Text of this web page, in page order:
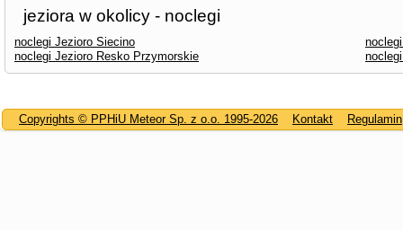
jeziora w okolicy - noclegi
noclegi Jezioro Siecino
noclegi Jezioro Resko Przymorskie
Copyrights © PPHiU Meteor Sp. z o.o. 1995-2026 Kontakt Regulamin